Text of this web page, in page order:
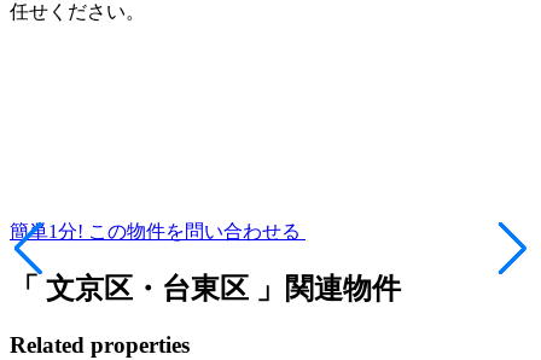
任せください。
簡単1分! この物件を問い合わせる
「 文京区・台東区 」関連物件
Related properties